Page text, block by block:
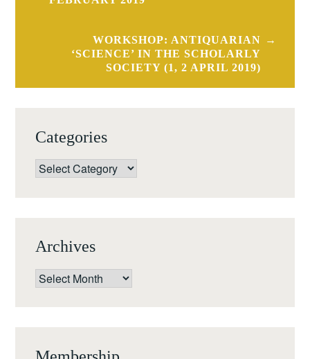
WORKSHOP: ANTIQUARIAN
‘SCIENCE’ IN THE SCHOLARLY
SOCIETY (1, 2 APRIL 2019)
Categories
Categories
Archives
Archives